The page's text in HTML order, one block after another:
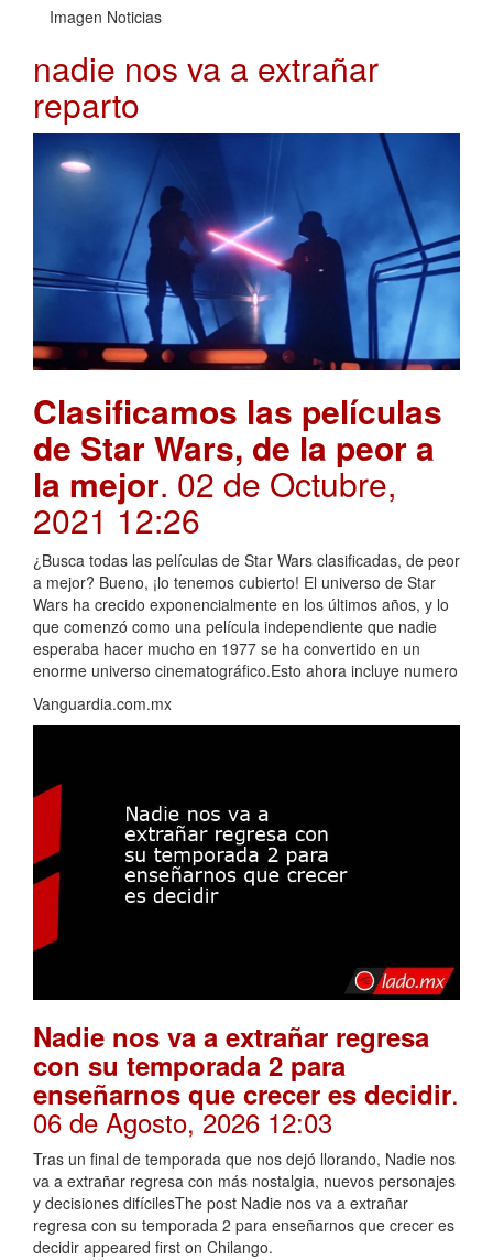
Imagen Noticias
nadie nos va a extrañar
reparto
Clasificamos las películas
de Star Wars, de la peor a
la mejor. 02 de Octubre,
2021 12:26
¿Busca todas las películas de Star Wars clasificadas, de peor
a mejor? Bueno, ¡lo tenemos cubierto! El universo de Star
Wars ha crecido exponencialmente en los últimos años, y lo
que comenzó como una película independiente que nadie
esperaba hacer mucho en 1977 se ha convertido en un
enorme universo cinematográfico.Esto ahora incluye numero
Vanguardia.com.mx
Nadie nos va a extrañar regresa
con su temporada 2 para
enseñarnos que crecer es decidir.
06 de Agosto, 2026 12:03
Tras un final de temporada que nos dejó llorando, Nadie nos
va a extrañar regresa con más nostalgia, nuevos personajes
y decisiones difícilesThe post Nadie nos va a extrañar
regresa con su temporada 2 para enseñarnos que crecer es
decidir appeared first on Chilango.